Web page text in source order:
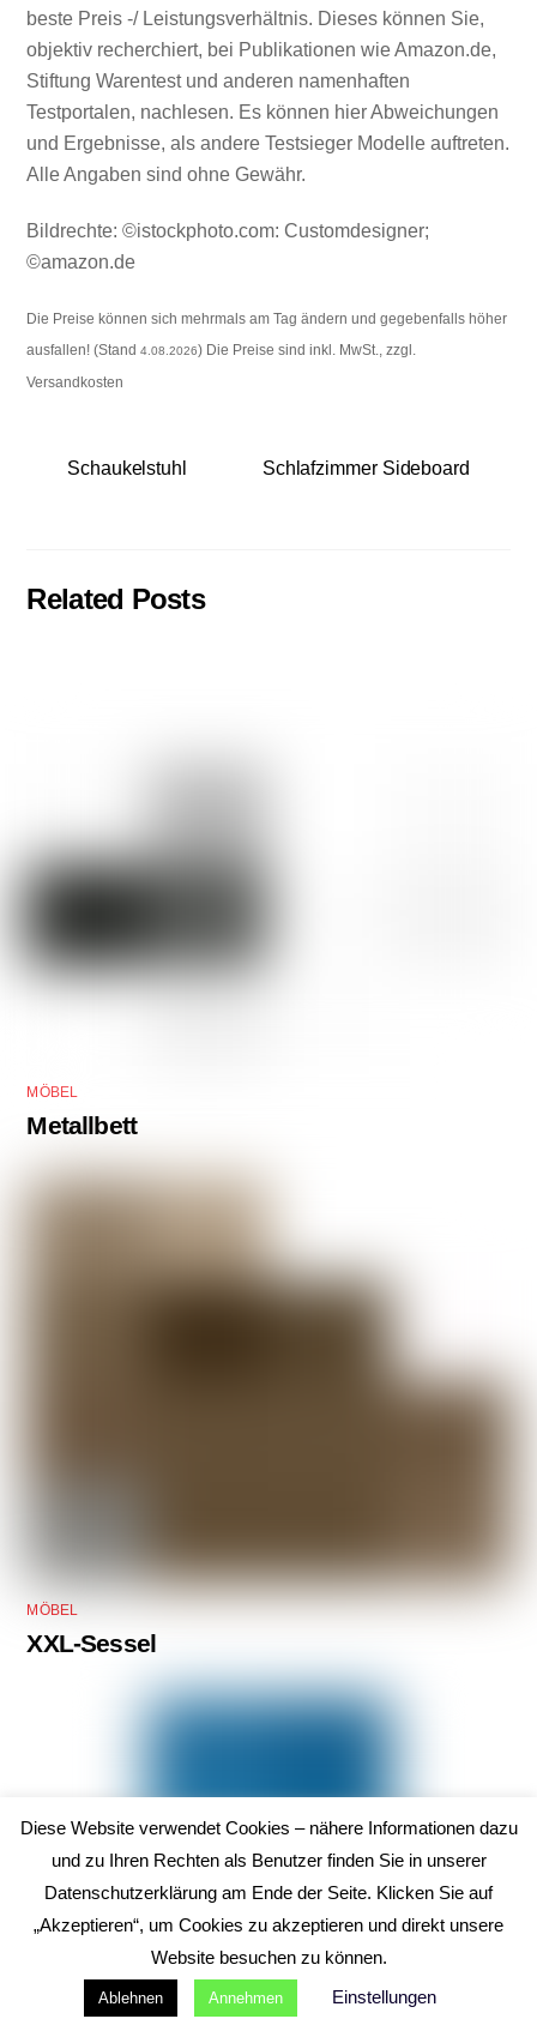
beste Preis -/ Leistungsverhältnis. Dieses können Sie,
objektiv recherchiert, bei Publikationen wie Amazon.de,
Stiftung Warentest und anderen namenhaften
Testportalen, nachlesen. Es können hier Abweichungen
und Ergebnisse, als andere Testsieger Modelle auftreten.
Alle Angaben sind ohne Gewähr.
Bildrechte: ©istockphoto.com: Customdesigner;
©amazon.de
Die Preise können sich mehrmals am Tag ändern und gegebenfalls höher
ausfallen! (Stand4.08.2026) Die Preise sind inkl. MwSt., zzgl.
Versandkosten
Schaukelstuhl Schlafzimmer Sideboard
Related Posts
MÖBEL
Metallbett
MÖBEL
XXL-Sessel
Diese Website verwendet Cookies – nähere Informationen dazu
und zu Ihren Rechten als Benutzer finden Sie in unserer
Datenschutzerklärung am Ende der Seite. Klicken Sie auf
„Akzeptieren“, um Cookies zu akzeptieren und direkt unsere
Website besuchen zu können.
Ablehnen Annehmen Einstellungen